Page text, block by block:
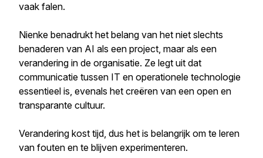
vaak falen.
Nienke benadrukt het belang van het niet slechts
benaderen van AI als een project, maar als een
verandering in de organisatie. Ze legt uit dat
communicatie tussen IT en operationele technologie
essentieel is, evenals het creëren van een open en
transparante cultuur.
Verandering kost tijd, dus het is belangrijk om te leren
van fouten en te blijven experimenteren.